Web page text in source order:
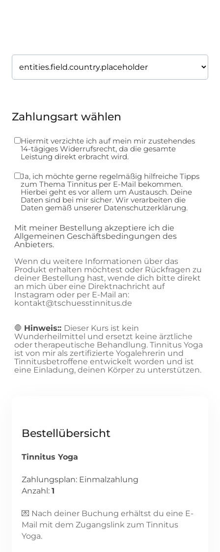
Zahlungsart wählen
Hiermit verzichte ich auf mein mir zustehendes
14-tägiges Widerrufsrecht, da die gesamte
Leistung direkt erbracht wird.
Ja, ich möchte gerne regelmäßig hilfreiche Tipps
zum Thema Tinnitus per E-Mail bekommen.
Hierbei geht es vor allem um Austausch. Deine
Daten sind bei mir sicher. Wir verarbeiten die
Daten gemäß unserer Datenschutzerklärung.
Mit meiner Bestellung akzeptiere ich die
Allgemeinen Geschäftsbedingungen des
Anbieters.
Wenn du weitere Informationen über das
Produkt erhalten möchtest oder Rückfragen zu
deiner Bestellung hast, wende dich bitte direkt
an mich über eine Direktnachricht auf
Instagram oder per E-Mail an:
kontakt@tschuesstinnitus.de
🛑 Hinweis:: Dieser Kurs ist kein
Wunderheilmittel und ersetzt keine ärztliche
oder therapeutische Behandlung. Tinnitus Yoga
ist von mir als zertifizierte Yogalehrerin und
Tinnitusbetroffene entwickelt worden und ist
eine Einladung, deinen Körper zu unterstützen.
Bestellübersicht
Tinnitus Yoga
Zahlungsplan: Einmalzahlung
Anzahl: 1
💌 Nach deiner Buchung erhältst du eine E-
Mail mit dem Zugangslink zum Tinnitus
Yoga.